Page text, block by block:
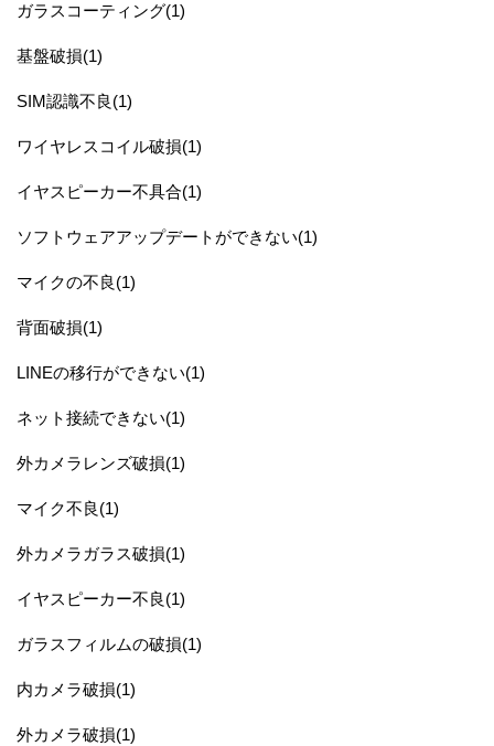
ガラスコーティング(1)
基盤破損(1)
SIM認識不良(1)
ワイヤレスコイル破損(1)
イヤスピーカー不具合(1)
ソフトウェアアップデートができない(1)
マイクの不良(1)
背面破損(1)
LINEの移行ができない(1)
ネット接続できない(1)
外カメラレンズ破損(1)
マイク不良(1)
外カメラガラス破損(1)
イヤスピーカー不良(1)
ガラスフィルムの破損(1)
内カメラ破損(1)
外カメラ破損(1)